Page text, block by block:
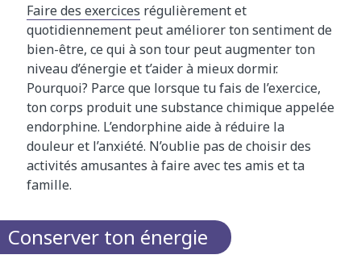
Faire des exercices régulièrement et
quotidiennement peut améliorer ton sentiment de
bien-être, ce qui à son tour peut augmenter ton
niveau d’énergie et t’aider à mieux dormir.
Pourquoi? Parce que lorsque tu fais de l’exercice,
ton corps produit une substance chimique appelée
endorphine. L’endorphine aide à réduire la
douleur et l’anxiété. N’oublie pas de choisir des
activités amusantes à faire avec tes amis et ta
famille.
Conserver ton énergie